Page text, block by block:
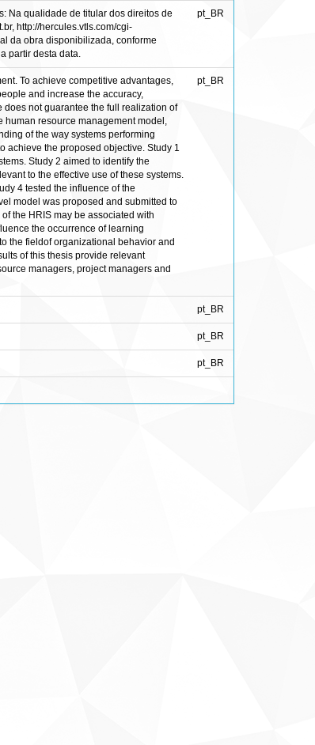
Na qualidade de titular dos direitos de
http://hercules.vtls.com/cgi-
da obra disponibilizada, conforme
partir desta data.
pt_BR
To achieve competitive advantages,
and increase the accuracy,
not guarantee the full realization of
human resource management model,
of the way systems performing
achieve the proposed objective. Study 1
Study 2 aimed to identify the
to the effective use of these systems.
4 tested the influence of the
model was proposed and submitted to
the HRIS may be associated with
the occurrence of learning
the fieldof organizational behavior and
of this thesis provide relevant
managers, project managers and
pt_BR
pt_BR
pt_BR
pt_BR